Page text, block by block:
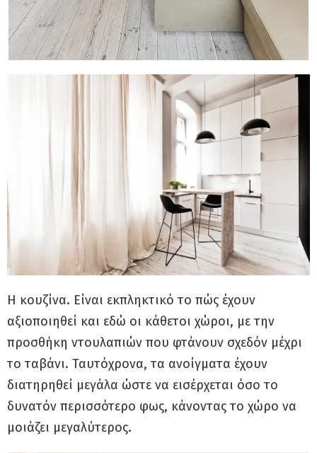
Η κουζίνα. Είναι εκπληκτικό το πώς έχουν
αξιοποιηθεί και εδώ οι κάθετοι χώροι, με την
προσθήκη ντουλαπιών που φτάνουν σχεδόν μέχρι
το ταβάνι. Ταυτόχρονα, τα ανοίγματα έχουν
διατηρηθεί μεγάλα ώστε να εισέρχεται όσο το
δυνατόν περισσότερο φως, κάνοντας το χώρο να
μοιάζει μεγαλύτερος.